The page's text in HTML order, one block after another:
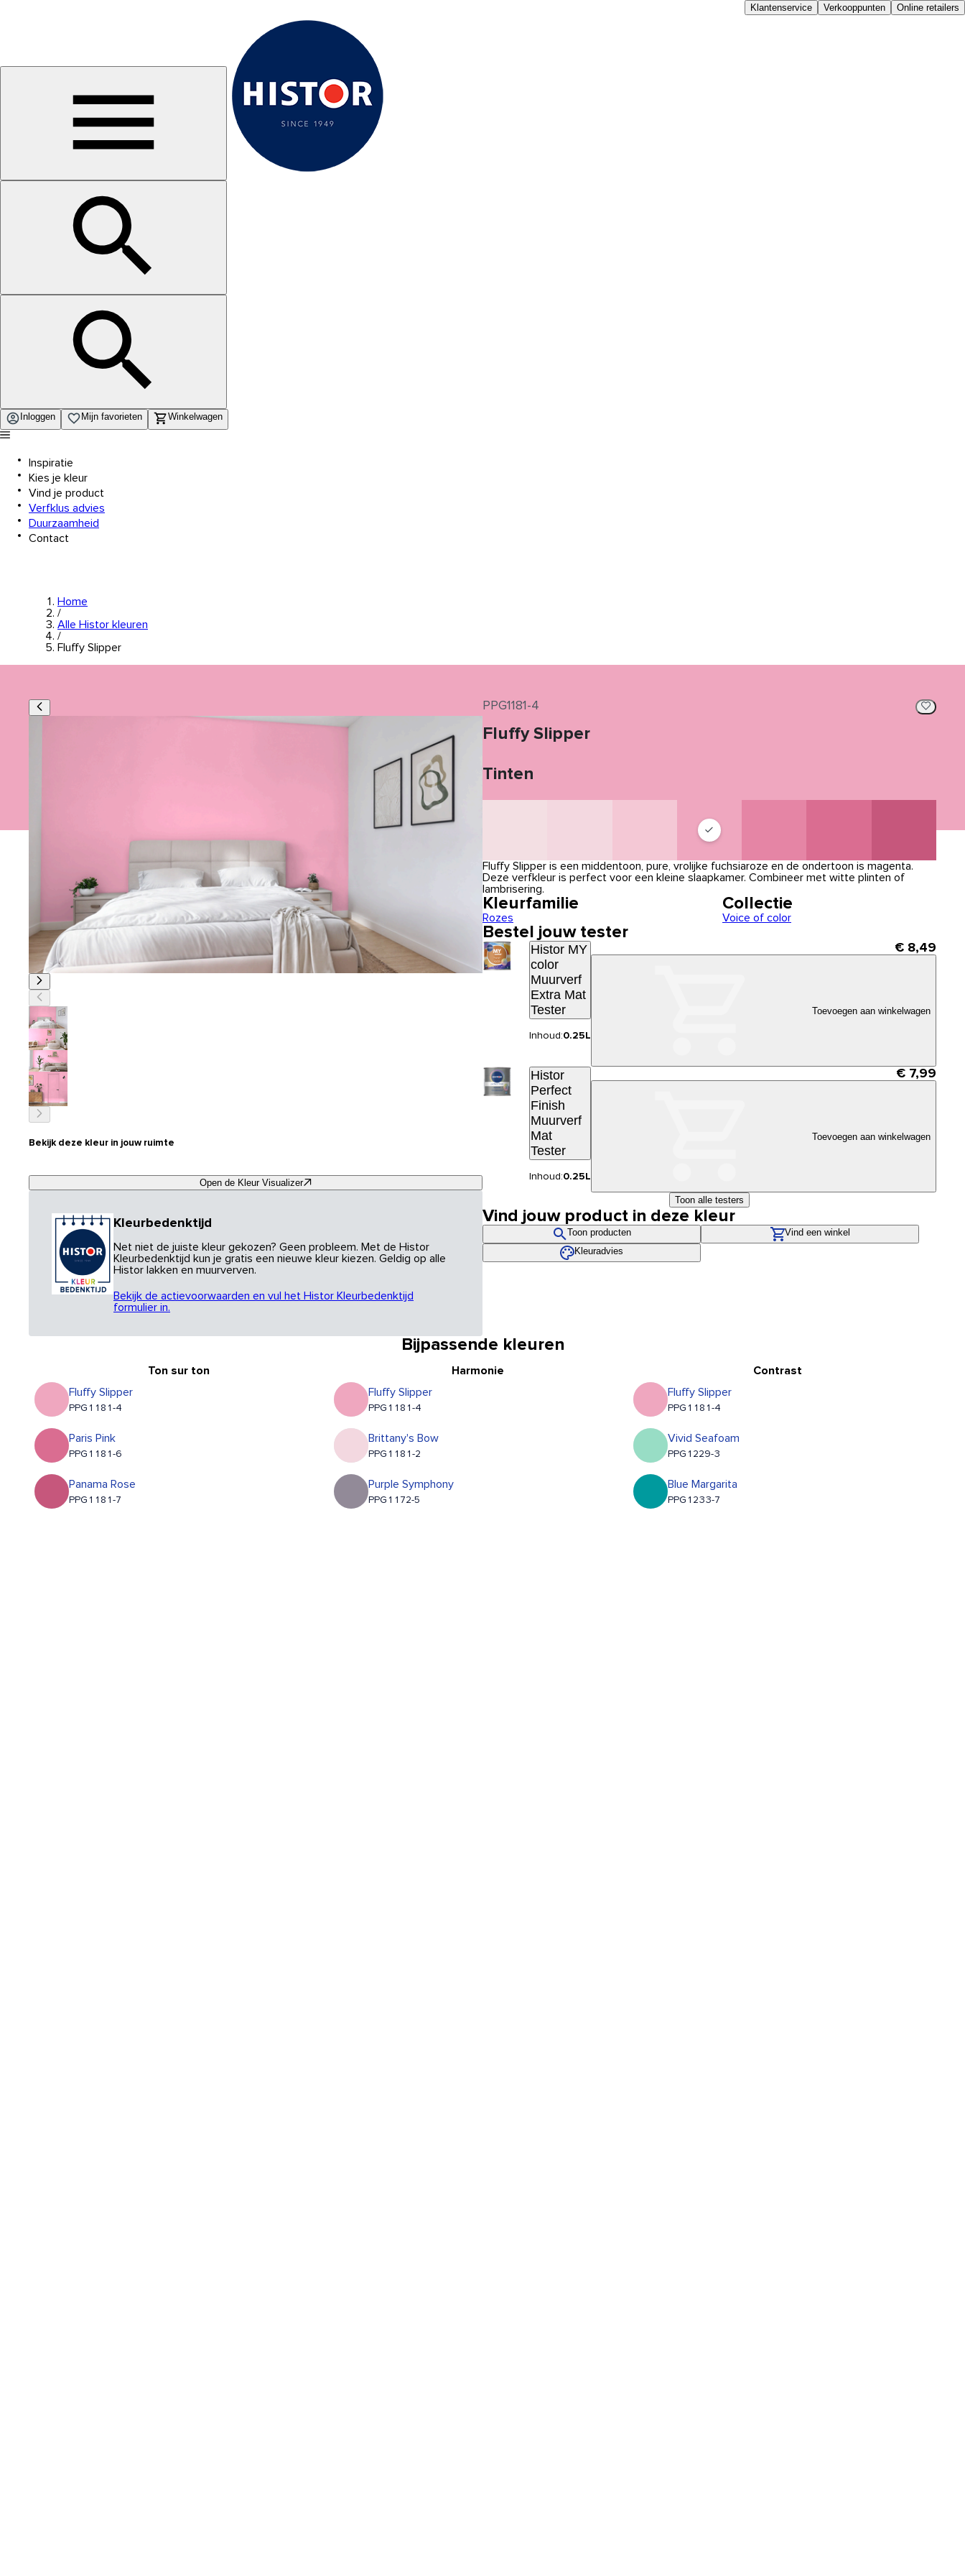
Klantenservice Verkooppunten Online retailers
Inloggen Mijn favorieten Winkelwagen
Inspiratie
Kies je kleur
Vind je product
Verfklus advies
Duurzaamheid
Contact
Home
/
Alle Histor kleuren
/
Fluffy Slipper
Bekijk deze kleur in jouw ruimte
Open de Kleur Visualizer
Kleurbedenktijd
Net niet de juiste kleur gekozen? Geen probleem. Met de Histor
Kleurbedenktijd kun je gratis een nieuwe kleur kiezen. Geldig op alle
Histor lakken en muurverven.
Bekijk de actievoorwaarden en vul het Histor Kleurbedenktijd
formulier in.
PPG1181-4
Fluffy Slipper
Tinten
Fluffy Slipper is een middentoon, pure, vrolijke fuchsiaroze en de ondertoon is magenta.
Deze verfkleur is perfect voor een kleine slaapkamer. Combineer met witte plinten of
lambrisering.
Kleurfamilie
Rozes
Collectie
Voice of color
Bestel jouw tester
Histor MY
color
Muurverf
Extra Mat
Tester
Inhoud:0.25L
€ 8,49
Toevoegen aan winkelwagen
Histor
Perfect
Finish
Muurverf
Mat
Tester
Inhoud:0.25L
€ 7,99
Toevoegen aan winkelwagen
Toon alle testers
Vind jouw product in deze kleur
Toon producten
Vind een winkel
Kleuradvies
Bijpassende kleuren
Ton sur ton
Fluffy Slipper
PPG1181-4
Paris Pink
PPG1181-6
Panama Rose
PPG1181-7
Harmonie
Fluffy Slipper
PPG1181-4
Brittany's Bow
PPG1181-2
Purple Symphony
PPG1172-5
Contrast
Fluffy Slipper
PPG1181-4
Vivid Seafoam
PPG1229-3
Blue Margarita
PPG1233-7